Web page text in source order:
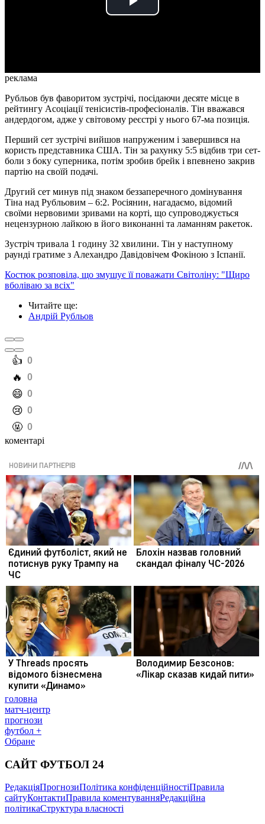
Play
реклама
Рубльов був фаворитом зустрічі, посідаючи десяте місце в
рейтингу Асоціації тенісистів-професіоналів. Тін вважався
андердогом, адже у світовому реєстрі у нього 67-ма позиція.
Перший сет зустрічі вийшов напруженим і завершився на
користь представника США. Тін за рахунку 5:5 відбив три сет-
боли з боку суперника, потім зробив брейк і впевнено закрив
партію на своїй подачі.
Другий сет минув під знаком беззаперечного домінування
Тіна над Рубльовим – 6:2. Росіянин, нагадаємо, відомий
своїми нервовими зривами на корті, що супроводжується
нецензурною лайкою в його виконанні та ламанням ракеток.
Зустріч тривала 1 годину 32 хвилини. Тін у наступному
раунді гратиме з Алехандро Давідовічем Фокіною з Іспанії.
Костюк розповіла, що змушує її поважати Світоліну: "Щиро
вболіваю за всіх"
Читайте ще:
Андрій Рубльов
️👍 0
️🔥 0
️😄 0
️😢 0
️🤬 0
коментарі
головна
матч-центр
прогнози
футбол +
Обране
САЙТ ФУТБОЛ 24
РедакціяПрогнозиПолітика конфіденційностіПравила
сайтуКонтактиПравила коментуванняРедакційна
політикаСтруктура власності